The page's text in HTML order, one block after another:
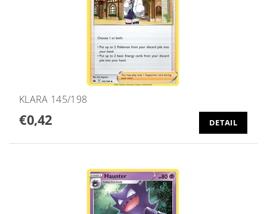
KLARA 145/198
€0,42 DETAIL